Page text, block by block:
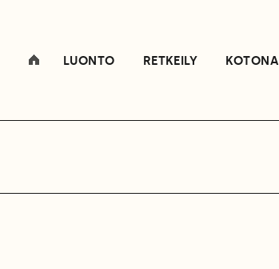
LUONTO RETKEILY KOTONA